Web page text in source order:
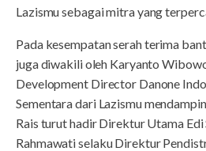
Lazismu sebagai mitra yang
Pada kesempatan serah terima
juga diwakili oleh Karyanto
Development Director Danone
Sementara dari Lazismu
Rais turut hadir Direktur Utama Edi
Rahmawati selaku Direktur